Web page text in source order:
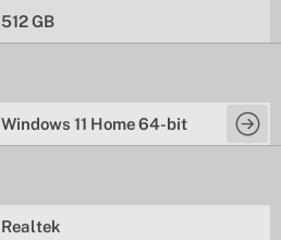
512 GB
Windows 11 Home 64-bit
Realtek